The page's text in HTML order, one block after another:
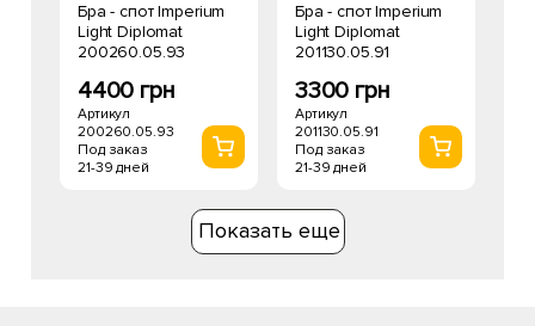
Бра - спот Imperium
Light Diplomat
200260.05.93
4400 грн
Артикул
200260.05.93
Под заказ
21-39 дней
Бра - спот Imperium
Light Diplomat
201130.05.91
3300 грн
Артикул
201130.05.91
Под заказ
21-39 дней
Показать еще